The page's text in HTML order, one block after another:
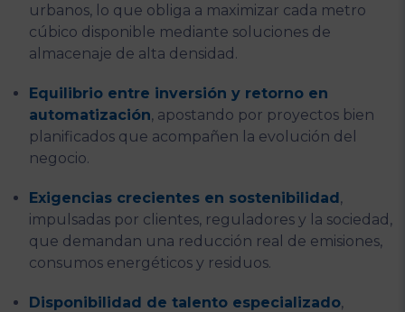
urbanos, lo que obliga a maximizar cada metro
cúbico disponible mediante soluciones de
almacenaje de alta densidad.
Equilibrio entre inversión y retorno en
automatización, apostando por proyectos bien
planificados que acompañen la evolución del
negocio.
Exigencias crecientes en sostenibilidad,
impulsadas por clientes, reguladores y la sociedad,
que demandan una reducción real de emisiones,
consumos energéticos y residuos.
Disponibilidad de talento especializado,